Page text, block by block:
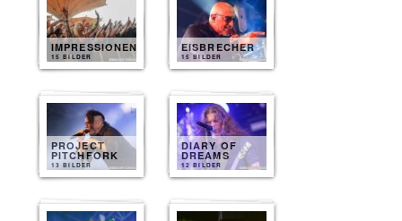
IMPRESSIONEN
15 BILDER
EISBRECHER
15 BILDER
PROJECT
PITCHFORK
13 BILDER
DIARY OF
DREAMS
12 BILDER